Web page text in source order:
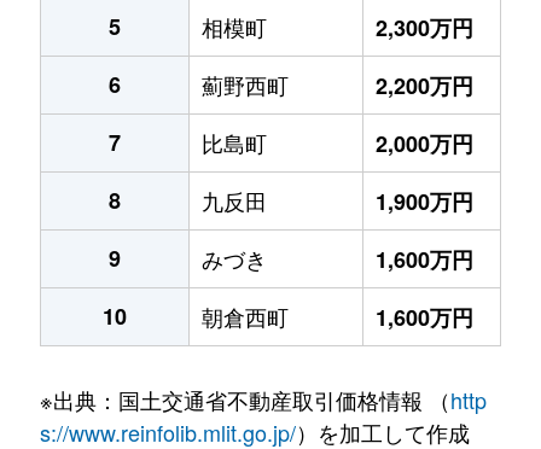
5
相模町
2,300万円
6
薊野西町
2,200万円
7
比島町
2,000万円
8
九反田
1,900万円
9
みづき
1,600万円
10
朝倉西町 1,600万円
※出典：国土交通省不動産取引価格情報 （http
s://www.reinfolib.mlit.go.jp/）を加工して作成